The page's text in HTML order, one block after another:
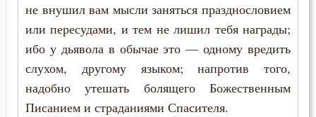
Любовь Божия
Месть
не внушил вам мысли заняться празднословием
или пересудами, и тем не лишил тебя награды;
ибо у дьявола в обычае это — одному вредить
слухом, другому языком; напротив того,
надобно утешать болящего Божественным
Писанием и страданиями Спасителя.